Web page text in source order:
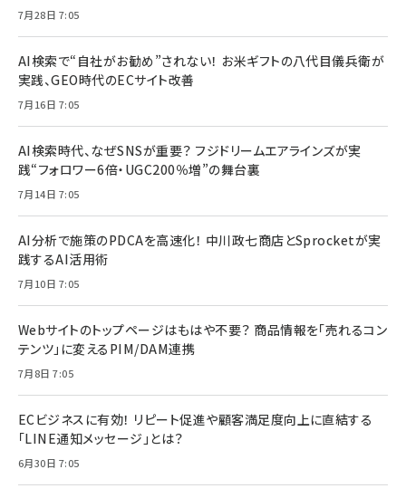
7月28日 7:05
AI検索で“自社がお勧め”されない！ お米ギフトの八代目儀兵衛が
実践、GEO時代のECサイト改善
7月16日 7:05
AI検索時代、なぜSNSが重要？ フジドリームエアラインズが実
践“フォロワー6倍・UGC200％増”の舞台裏
7月14日 7:05
AI分析で施策のPDCAを高速化！ 中川政七商店とSprocketが実
践するAI活用術
7月10日 7:05
Webサイトのトップページはもはや不要？ 商品情報を「売れるコン
テンツ」に変えるPIM/DAM連携
7月8日 7:05
ECビジネスに有効！ リピート促進や顧客満足度向上に直結する
「LINE通知メッセージ」とは？
6月30日 7:05